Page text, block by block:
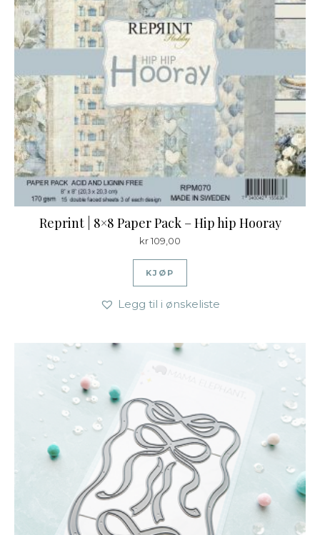
Reprint | 8×8 Paper Pack – Hip hip Hooray
kr109,00
KJØP
Legg til i ønskeliste